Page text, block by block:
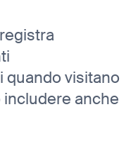
visitano
anche